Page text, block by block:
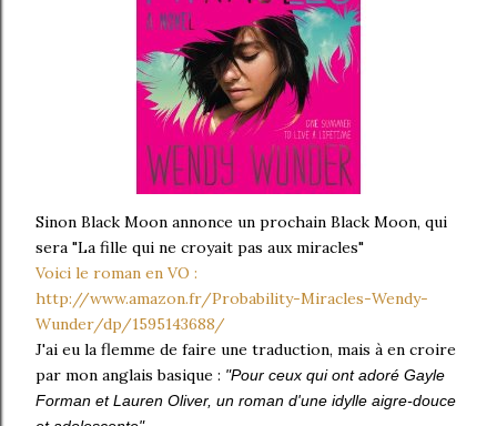
Sinon Black Moon annonce un prochain Black Moon, qui
sera "La fille qui ne croyait pas aux miracles"
Voici le roman en VO :
http://www.amazon.fr/Probability-Miracles-Wendy-
Wunder/dp/1595143688/
J'ai eu la flemme de faire une traduction, mais à en croire
par mon anglais basique : "Pour ceux qui ont adoré Gayle
Forman et Lauren Oliver, un roman d'une idylle aigre-douce